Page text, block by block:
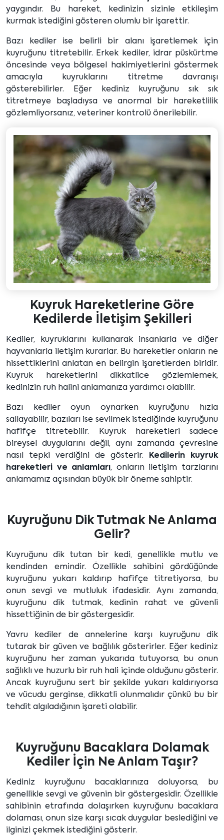
yaygındır. Bu hareket, kedinizin sizinle etkileşim
kurmak istediğini gösteren olumlu bir işarettir.
Bazı kediler ise belirli bir alanı işaretlemek için
kuyruğunu titretebilir. Erkek kediler, idrar püskürtme
öncesinde veya bölgesel hakimiyetlerini göstermek
amacıyla kuyruklarını titretme davranışı
gösterebilirler. Eğer kediniz kuyruğunu sık sık
titretmeye başladıysa ve anormal bir hareketlilik
gözlemliyorsanız, veteriner kontrolü önerilebilir.
Kuyruk Hareketlerine Göre
Kedilerde İletişim Şekilleri
Kediler, kuyruklarını kullanarak insanlarla ve diğer
hayvanlarla iletişim kurarlar. Bu hareketler onların ne
hissettiklerini anlatan en belirgin işaretlerden biridir.
Kuyruk hareketlerini dikkatlice gözlemlemek,
kedinizin ruh halini anlamanıza yardımcı olabilir.
Bazı kediler oyun oynarken kuyruğunu hızla
sallayabilir, bazıları ise sevilmek istediğinde kuyruğunu
hafifçe titretebilir. Kuyruk hareketleri sadece
bireysel duygularını değil, aynı zamanda çevresine
nasıl tepki verdiğini de gösterir.
Kedilerin kuyruk
hareketleri ve anlamları, onların iletişim tarzlarını
anlamamız açısından büyük bir öneme sahiptir.
Kuyruğunu Dik Tutmak Ne Anlama
Gelir?
Kuyruğunu dik tutan bir kedi, genellikle mutlu ve
kendinden emindir. Özellikle sahibini gördüğünde
kuyruğunu yukarı kaldırıp hafifçe titretiyorsa, bu
onun sevgi ve mutluluk ifadesidir. Aynı zamanda,
kuyruğunu dik tutmak, kedinin rahat ve güvenli
hissettiğinin de bir göstergesidir.
Yavru kediler de annelerine karşı kuyruğunu dik
tutarak bir güven ve bağlılık gösterirler. Eğer kediniz
kuyruğunu her zaman yukarıda tutuyorsa, bu onun
sağlıklı ve huzurlu bir ruh hali içinde olduğunu gösterir.
Ancak kuyruğunu sert bir şekilde yukarı kaldırıyorsa
ve vücudu gerginse, dikkatli olunmalıdır çünkü bu bir
tehdit algıladığının işareti olabilir.
Kuyruğunu Bacaklara Dolamak
Kediler İçin Ne Anlam Taşır?
Kediniz kuyruğunu bacaklarınıza doluyorsa, bu
genellikle sevgi ve güvenin bir göstergesidir. Özellikle
sahibinin etrafında dolaşırken kuyruğunu bacaklara
dolaması, onun size karşı sıcak duygular beslediğini ve
ilginizi çekmek istediğini gösterir.